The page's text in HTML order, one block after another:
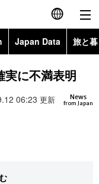
English
简体字
繁體字
Japan Data 旅と
Topics
Images
実に不満表明
News
from Japan
06:23 更新